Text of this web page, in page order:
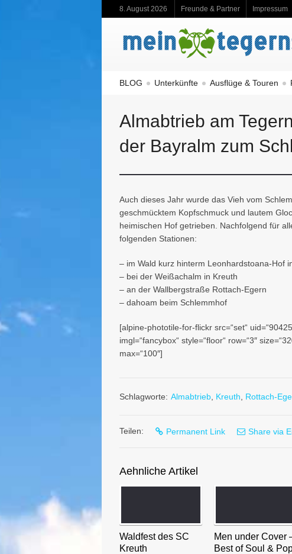
8. August 2026 Freunde & Partner Impressum
BLOG Unterkünfte Ausflüge & Touren
Almabtrieb am
der Bayralm zum
Auch dieses Jahr wurde das Vieh vom
geschmücktem Kopfschmuck und lautem
heimischen Hof getrieben. Nachfolgend für
folgenden Stationen:
– im Wald kurz hinterm Leonhardstoana-Hof
– bei der Weißachalm in Kreuth
– an der Wallbergstraße Rottach-Egern
– dahoam beim Schlemmhof
[alpine-phototile-for-flickr src=“set“
imgl=“fancybox“ style=“floor“ row=“3″
max=“100″]
Schlagworte: Almabtrieb Kreuth Rottach-
Teilen: Permanent Link Share via
Aehnliche Artikel
Waldfest des SC
Kreuth
Men under Cover
Best of Soul &